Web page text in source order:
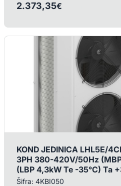
2.373,35€
KOND JEDINICA LHL5E/
3PH 380-420V/50Hz
(LBP 4,3kW Te -35°C) Ta
Šifra: 4KBI050